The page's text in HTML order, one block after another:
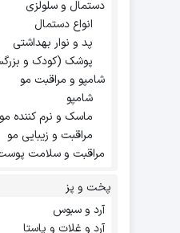
دستمال و سلولزی
انواع دستمال
پد و نوار بهداشتی
پوشک (کودک و
شامپو و مراقبت مو
شامپو
ماسک و نرم کننده مو
مراقبت و زیبایی مو
مراقبت و سلامت
پخت و پز
آرد و سبوس
آرد و غلات و پاستا